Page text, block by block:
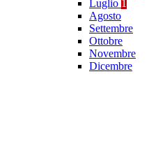
Luglio 1
Agosto
Settembre
Ottobre
Novembre
Dicembre